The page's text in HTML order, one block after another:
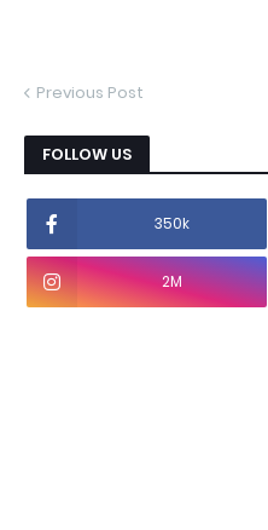
Previous Post
FOLLOW US
350k
2M